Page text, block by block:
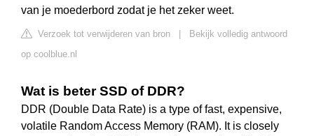
van je moederbord zodat je het zeker weet.
Verzoek tot verwijderen van bron
Bekijk volledig antwoord
op coolblue.nl
Wat is beter SSD of DDR?
DDR (Double Data Rate) is a type of fast, expensive,
volatile Random Access Memory (RAM). It is closely